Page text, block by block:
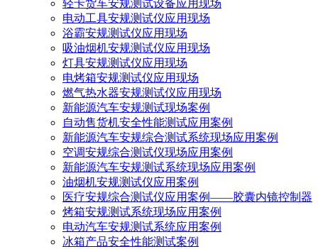
轻卡货车安规测试设备应用现场
电动工具安规测试仪应用现场
浴霸安规测试仪应用现场
吸油烟机安规测试仪应用现场
灯具安规测试仪应用现场
电烤箱安规测试仪应用现场
燃气热水器安规测试仪应用现场
新能源汽车安规测试现场案例
自动售货机安全性能测试应用案例
新能源汽车安规综合测试系统现场应用案例
空调安规综合测试仪现场应用案例
新能源汽车安规测试系统现场应用案例
油烟机安规测试仪应用案例
医疗安规综合测试仪应用案例——胶囊内镜控制器
烤箱安规测试系统现场应用案例
电动汽车安规测试系统应用案例
冰箱产品安全性能测试案例